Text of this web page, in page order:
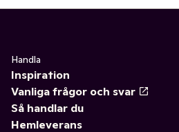
Handla
Inspiration
Vanliga frågor och svar
Så handlar du
Hemleverans